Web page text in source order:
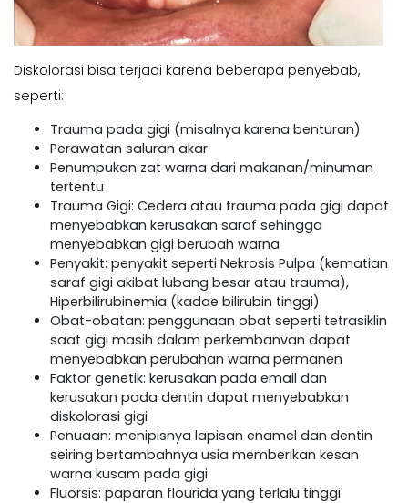
Diskolorasi bisa terjadi karena beberapa penyebab,
seperti:
Trauma pada gigi (misalnya karena benturan)
Perawatan saluran akar
Penumpukan zat warna dari makanan/minuman
tertentu
Trauma Gigi: Cedera atau trauma pada gigi dapat
menyebabkan kerusakan saraf sehingga
menyebabkan gigi berubah warna
Penyakit: penyakit seperti Nekrosis Pulpa (kematian
saraf gigi akibat lubang besar atau trauma),
Hiperbilirubinemia (kadae bilirubin tinggi)
Obat-obatan: penggunaan obat seperti tetrasiklin
saat gigi masih dalam perkembanvan dapat
menyebabkan perubahan warna permanen
Faktor genetik: kerusakan pada email dan
kerusakan pada dentin dapat menyebabkan
diskolorasi gigi
Penuaan: menipisnya lapisan enamel dan dentin
seiring bertambahnya usia memberikan kesan
warna kusam pada gigi
Fluorsis: paparan flourida yang terlalu tinggi